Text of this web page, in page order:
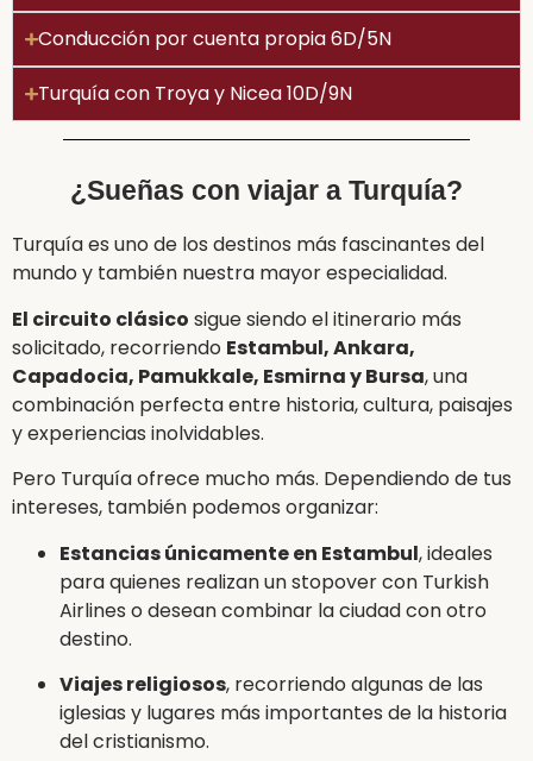
Conducción por cuenta propia 6D/5N
Turquía con Troya y Nicea 10D/9N
¿Sueñas con viajar a Turquía?
Turquía es uno de los destinos más fascinantes del
mundo y también nuestra mayor especialidad.
El circuito clásico sigue siendo el itinerario más
solicitado, recorriendo Estambul, Ankara,
Capadocia, Pamukkale, Esmirna y Bursa, una
combinación perfecta entre historia, cultura, paisajes
y experiencias inolvidables.
Pero Turquía ofrece mucho más. Dependiendo de tus
intereses, también podemos organizar:
Estancias únicamente en Estambul, ideales
para quienes realizan un stopover con Turkish
Airlines o desean combinar la ciudad con otro
destino.
Viajes religiosos, recorriendo algunas de las
iglesias y lugares más importantes de la historia
del cristianismo.